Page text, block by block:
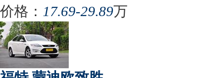
价格： 17.69-29.89万